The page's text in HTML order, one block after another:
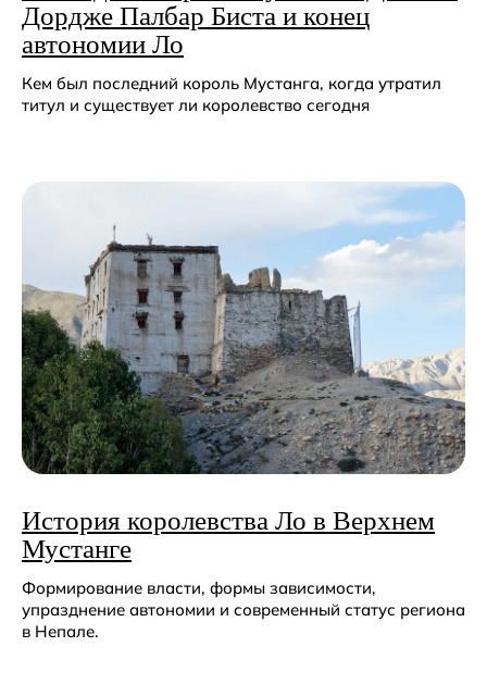
Дордже Палбар Биста и конец
автономии Ло
Кем был последний король Мустанга, когда утратил
титул и существует ли королевство сегодня
История королевства Ло в Верхнем
Мустанге
Формирование власти, формы зависимости,
упразднение автономии и современный статус региона
в Непале.